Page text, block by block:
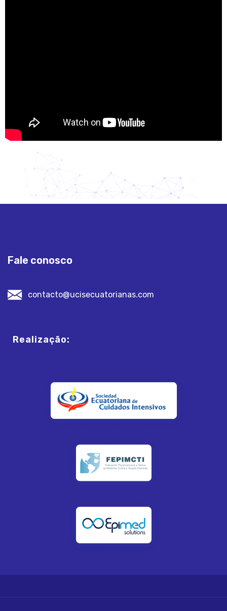
Fale conosco
contacto@ucisecuatorianas.com
Realização: